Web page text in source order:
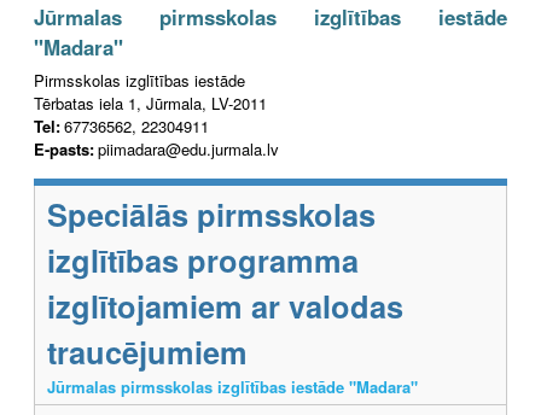
Jūrmalas pirmsskolas izglītības iestāde
"Madara"
Pirmsskolas izglītības iestāde
Tērbatas iela 1, Jūrmala, LV-2011
Tel:67736562, 22304911
E-pasts:piimadara@edu.jurmala.lv
Speciālās pirmsskolas
izglītības programma
izglītojamiem ar valodas
traucējumiem
Jūrmalas pirmsskolas izglītības iestāde "Madara"